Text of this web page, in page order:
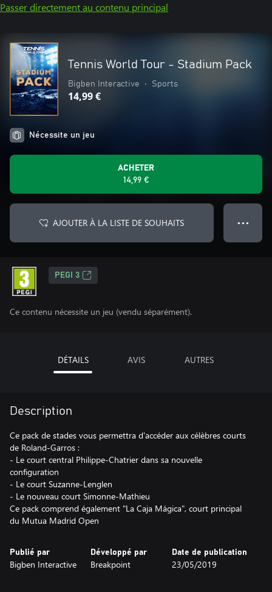
Passer directement au contenu principal
Tennis World Tour - Stadium Pack
Bigben Interactive • Sports
14,99 €
Nécessite un jeu
ACHETER
14,99 €
AJOUTER À LA LISTE DE SOUHAITS ● ● ●
PEGI 3
Ce contenu nécessite un jeu (vendu séparément).
DÉTAILS AVIS AUTRES
Description
Ce pack de stades vous permettra d'accéder aux célèbres courts
de Roland-Garros :
- Le court central Philippe-Chatrier dans sa nouvelle
configuration
- Le court Suzanne-Lenglen
- Le nouveau court Simonne-Mathieu
Ce pack comprend également "La Caja Mágica", court principal
du Mutua Madrid Open
Publié par
Bigben Interactive
Développé par
Breakpoint
Date de publication
23/05/2019